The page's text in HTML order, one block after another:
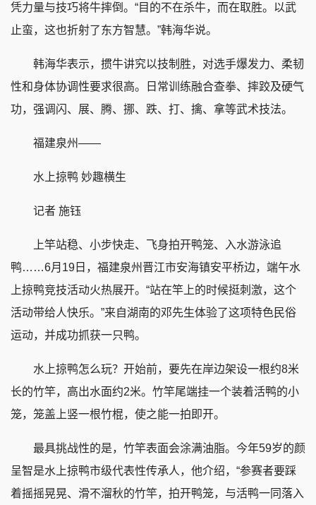
凭力量与技巧将牛摔倒。“目的不在杀牛，而在取胜。以武
止蛮，这也折射了东方智慧。”韩海华说。
韩海华表示，掼牛讲究以技制胜，对选手爆发力、柔韧
性和身体协调性要求很高。日常训练融合查拳、摔跤及硬气
功，强调闪、展、腾、挪、跌、打、擒、拿等武术技法。
福建泉州——
水上掠鸭 妙趣横生
记者 施钰
上竿站稳、小步快走、飞身拍开鸭笼、入水游泳追
鸭……6月19日，福建泉州晋江市安海镇安平桥边，端午水
上掠鸭竞技活动火热展开。“站在竿上的时候挺刺激，这个
活动带给人快乐。”来自湖南的邓先生体验了这项特色民俗
运动，并成功抓获一只鸭。
水上掠鸭怎么玩？开始前，要先在岸边架设一根约8米
长的竹竿，高出水面约2米。竹竿尾端挂一个装着活鸭的小
笼，笼盖上竖一根竹棍，使之能一拍即开。
最具挑战性的是，竹竿表面会涂满油脂。今年59岁的颜
呈智是水上掠鸭市级代表性传承人，他介绍，“参赛者要踩
着摇摇晃晃、滑不溜秋的竹竿，拍开鸭笼，与活鸭一同落入